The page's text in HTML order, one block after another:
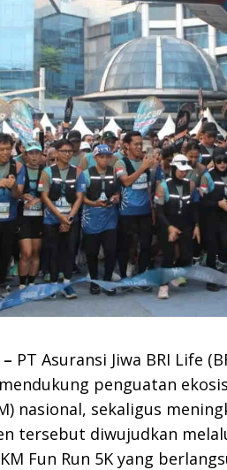
PT Asuransi Jiwa BRI Life
penguatan
nasional, sekaligus
tersebut diwujudkan
Fun Run 5K yang